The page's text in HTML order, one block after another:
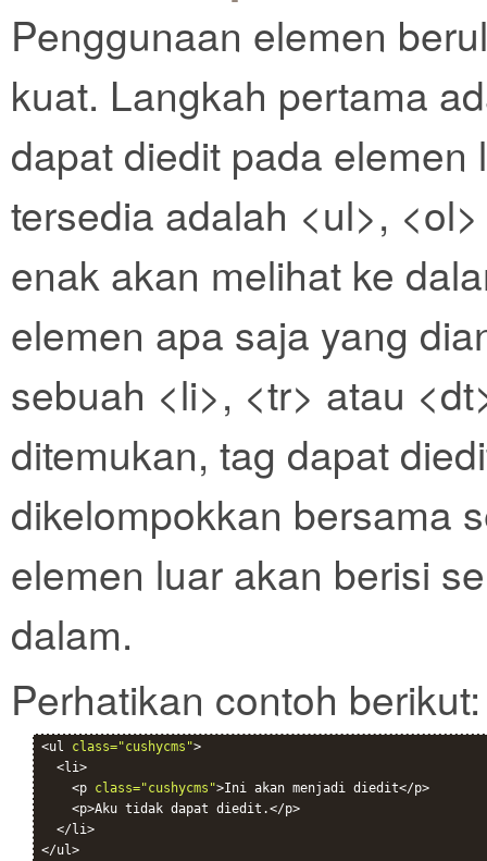
Penggunaan elemen
kuat. Langkah pertama
dapat diedit pada
tersedia adalah <ul>,
enak akan melihat ke
elemen apa saja yang
sebuah <li>, <tr> atau
ditemukan, tag dapat
dikelompokkan bersama
elemen luar akan berisi
dalam.
Perhatikan contoh berikut:
<ul class="cushycms">
  <li>
    <p
class="cushycms">Ini akan menjadi diedit</p>
    <p>Aku tidak dapat diedit.</p>
  </li>